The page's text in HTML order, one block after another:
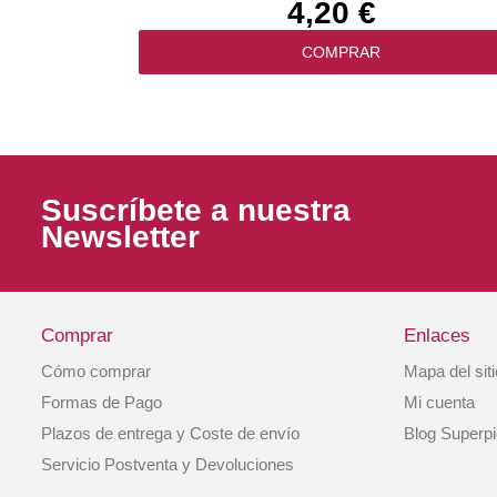
4,20 €
COMPRAR
Pienso Gato Kitten Lata Atún Con Gambas
1,29 €
Suscríbete a nuestra
Newsletter
Comprar
Cómo comprar
Formas de Pago
Plazos de entrega y Coste de envío
Servicio Postventa y Devoluciones
Enlaces
Mapa del
Mi cuenta
Blog